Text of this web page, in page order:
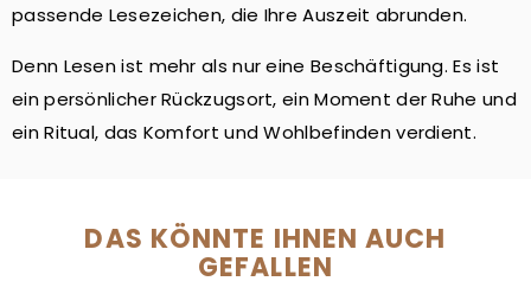
passende Lesezeichen, die Ihre Auszeit abrunden.
Denn Lesen ist mehr als nur eine Beschäftigung. Es ist
ein persönlicher Rückzugsort, ein Moment der Ruhe und
ein Ritual, das Komfort und Wohlbefinden verdient.
DAS KÖNNTE IHNEN AUCH
GEFALLEN